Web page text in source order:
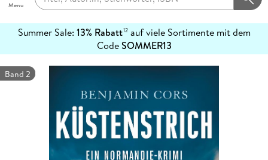
Menu
Summer Sale: 13% Rabatt12auf viele Sortimente mit dem
CodeSOMMER13
erfahren
Band 2